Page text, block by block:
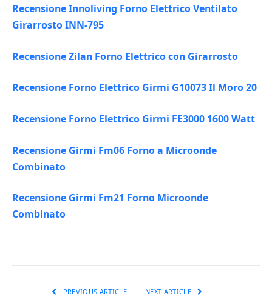
Recensione Innoliving Forno Elettrico Ventilato
Girarrosto INN-795
Recensione Zilan Forno Elettrico con Girarrosto
Recensione Forno Elettrico Girmi G10073 Il Moro 20
Recensione Forno Elettrico Girmi FE3000 1600 Watt
Recensione Girmi Fm06 Forno a Microonde
Combinato
Recensione Girmi Fm21 Forno Microonde
Combinato
PREVIOUS ARTICLE NEXT ARTICLE